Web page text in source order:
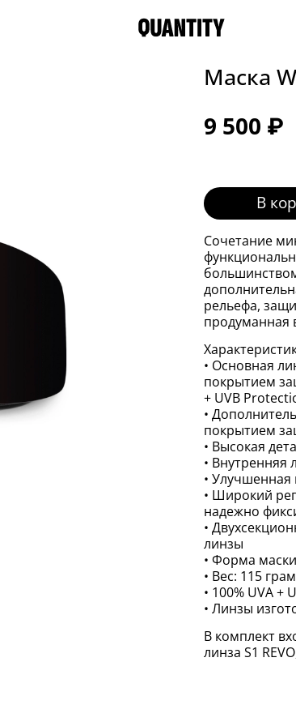
Маска
9 500 ₽
В
Cочетание
рельефа,
продуманная
• Основная
покрытием
+ UVB
•
покрытием
• Высокая
• Внутренняя
•
• Широкий
надежно
•
линзы
• Форма
• Вес: 115
• 100% UVA +
• Линзы
В комплект
линза S1